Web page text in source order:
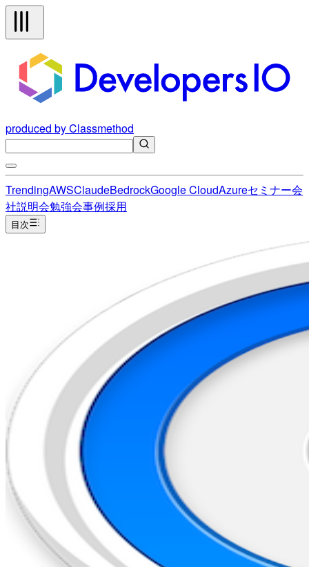
produced by Classmethod
TrendingAWSClaudeBedrockGoogle CloudAzureセミナー会
社説明会勉強会事例採用
目次